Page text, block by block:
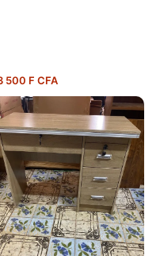
500 F CFA